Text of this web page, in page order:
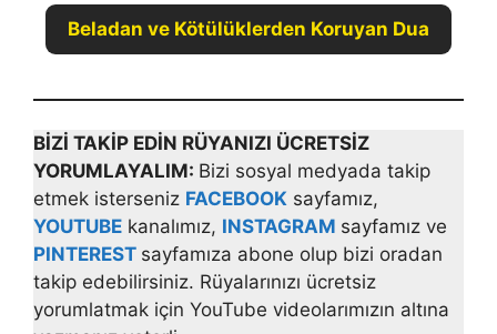
Beladan ve Kötülüklerden Koruyan Dua
BİZİ TAKİP EDİN RÜYANIZI ÜCRETSİZ
YORUMLAYALIM: Bizi sosyal medyada takip
etmek isterseniz FACEBOOK sayfamız,
YOUTUBE kanalımız, INSTAGRAM sayfamız ve
PINTEREST sayfamıza abone olup bizi oradan
takip edebilirsiniz. Rüyalarınızı ücretsiz
yorumlatmak için YouTube videolarımızın altına